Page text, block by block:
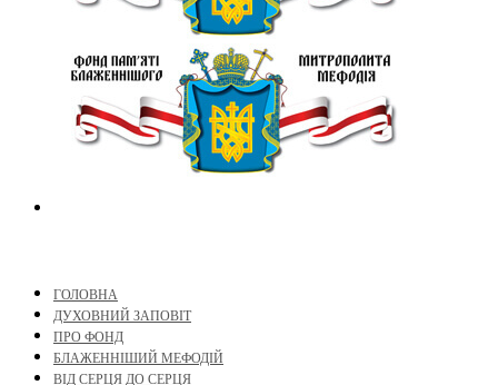
ГОЛОВНА
ДУХОВНИЙ ЗАПОВІТ
ПРО ФОНД
БЛАЖЕННІШИЙ МЕФОДІЙ
ВІД СЕРЦЯ ДО СЕРЦЯ